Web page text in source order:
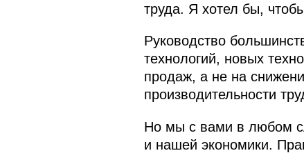
труда. Я хотел бы,
Руководство
технологий, новых
продаж, а не на
производительности
Но мы с вами в любом
и нашей экономики.